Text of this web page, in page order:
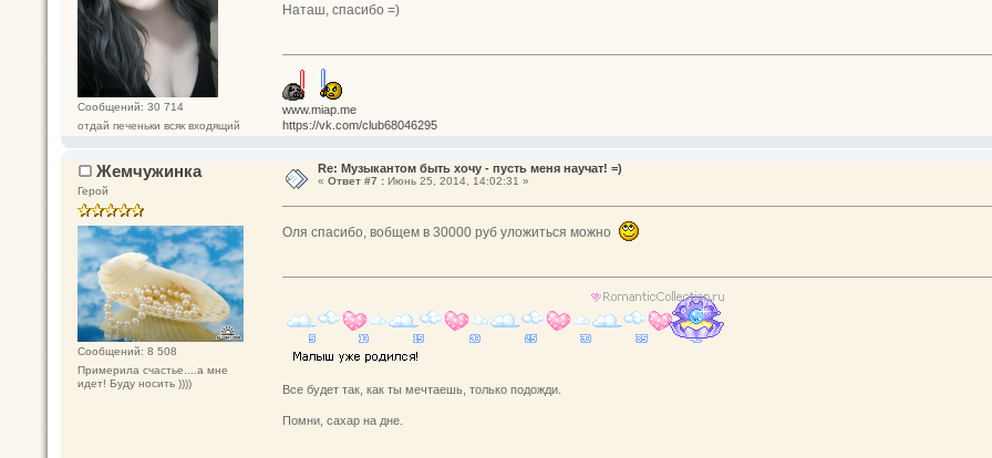
Сообщений: 30 714
отдай печеньки всяк входящий
Наташ, спасибо =)
www.miap.me
https://vk.com/club68046295
Жемчужинка
Герой
Сообщений: 8 508
Примерила счастье....а мне
идет! Буду носить ))))
Re: Музыкантом быть хочу - пусть меня научат! =)
« Ответ #7 :Июнь 25, 2014, 14:02:31 »
Оля спасибо, вобщем в 30000 руб уложиться можно
Все будет так, как ты мечтаешь, только подожди.
Помни, сахар на дне.